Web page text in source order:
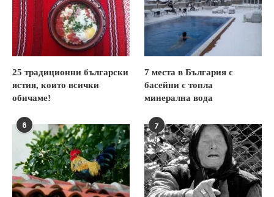
25 традиционни български
ястия, които всички
обичаме!
7 места в България с
басейни с топла
минерална вода
6 7